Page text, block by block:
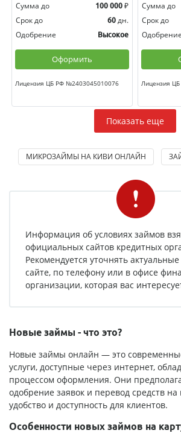
Сумма до 100 000 ₽
Срок до
60 дн.
Одобрение
Высокое
Оформить
Лицензия ЦБ РФ №2403045010076
Сумма до
Срок до
Одобрение
Лицензия
Показать еще
МИКРОЗАЙМЫ НА КИВИ ОНЛАЙН
Информация об условиях займов
официальных сайтов кредитных
Рекомендуется уточнять
сайте, по телефону или в офисе
организации, которая вас
Новые займы - что это?
Новые займы онлайн — это
услуги, доступные через интернет,
процессом оформления. Они
одобрение заявок и перевод средств на
удобство и доступность для клиентов.
Особенности новых займов на